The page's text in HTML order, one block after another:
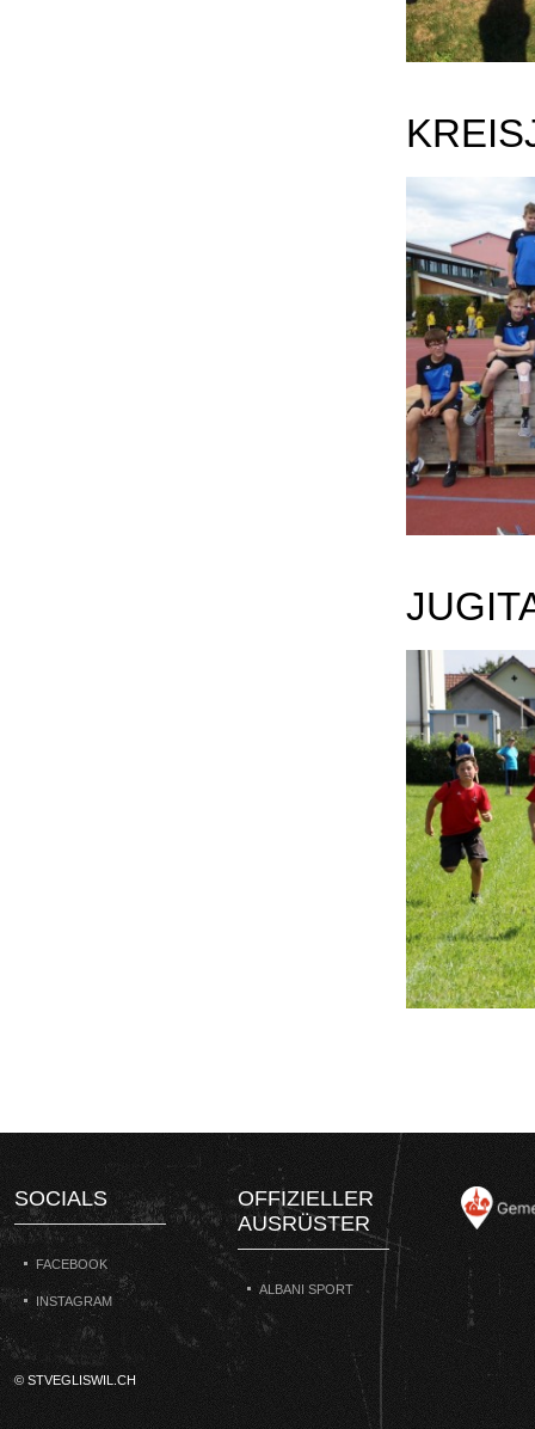
SOCIALS
FACEBOOK
INSTAGRAM
OFFIZIELLER
AUSRÜSTER
ALBANI SPORT
© STVEGLISWIL.CH